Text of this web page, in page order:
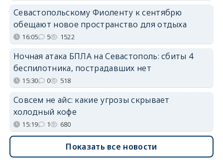
Севастопольскому Фиоленту к сентябрю
обещают новое пространство для отдыха
16:05 5 1522
Ночная атака БПЛА на Севастополь: сбиты 4
беспилотника, пострадавших нет
15:30 0 518
Совсем не айс: какие угрозы скрывает
холодный кофе
15:19 1 680
Показать все новости